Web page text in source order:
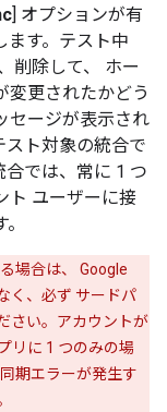
] オプションが有
ます。テスト中
削除して、 ホー
変更されたかどう
セージが表示され
スト対象の統合で
合では、常に 1 つ
ト ユーザーに接
場合は、 Google
く、必ず サードパ
さい。アカウントが
リに 1 つのみの場
期エラーが発生す